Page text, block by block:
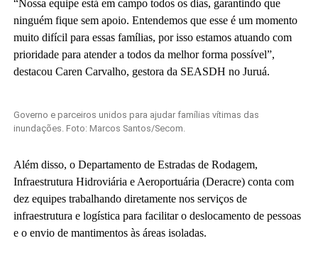
“Nossa equipe está em campo todos os dias, garantindo que
ninguém fique sem apoio. Entendemos que esse é um momento
muito difícil para essas famílias, por isso estamos atuando com
prioridade para atender a todos da melhor forma possível”,
destacou Caren Carvalho, gestora da SEASDH no Juruá.
Governo e parceiros unidos para ajudar famílias vítimas das
inundações. Foto: Marcos Santos/Secom.
Além disso, o Departamento de Estradas de Rodagem,
Infraestrutura Hidroviária e Aeroportuária (Deracre) conta com
dez equipes trabalhando diretamente nos serviços de
infraestrutura e logística para facilitar o deslocamento de pessoas
e o envio de mantimentos às áreas isoladas.